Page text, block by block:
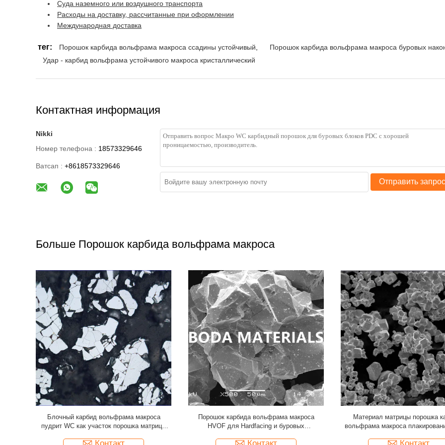
Суда наземного или воздушного транспорта
Расходы на доставку, рассчитанные при оформлении
Международная доставка
тег: Порошок карбида вольфрама макроса ссадины устойчивый Порошок карбида вольфрама макроса буровых
Удар - карбид вольфрама устойчивого макроса кристаллический
Контактная информация
Nikki
Номер телефона : 18573329646
Ватсап : +8618573329646
Отправить запрос
Больше Порошок карбида вольфрама макроса
Порошок карбида вольфрама WC макроса
Ni вызывающий привыкание как порошок
Контакт
Карбид вольфрама макроса дуговой сварки
пудрит порошок с превосходной
Контакт
Mono крупнокристаллический
вольфрама пудрит порошок с
Контакт